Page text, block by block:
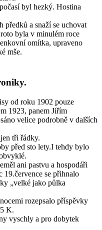
byl hezký. Hostina
předků a snaží se uchovat
byla v minulém roce
omítka, upraveno
mše.
od roku 1902 pouze
1923, panem Jiřím
velice podrobně v dalších
tři řádky.
před sto lety.I tehdy bylo
ani pastvu a hospodáři
se přihnalo
„velké jako půlka
rozepsalo příspěvky
K.
vyschly a pro dobytek